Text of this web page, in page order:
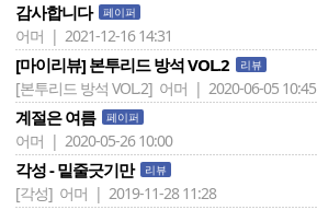
감사합니다 페이퍼
어머 | 2021-12-16 14:31
[마이리뷰] 본투리드 방석 VOL.2 리뷰
[본투리드 방석 VOL.2] 어머 | 2020-06-05 10:45
계절은 여름 페이퍼
어머 | 2020-05-26 10:00
각성 - 밑줄긋기만 리뷰
[각성] 어머 | 2019-11-28 11:28